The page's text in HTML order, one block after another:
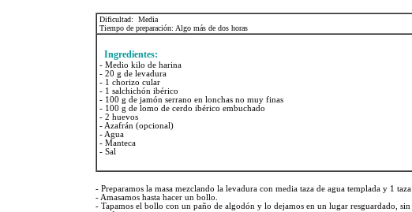
Dificultad:
Media
Tiempo de preparación: Algo más de dos horas
Ingredientes:
- Medio kilo de harina
- 20 g de levadura
- 1 chorizo cular
- 1 salchichón ibérico
- 100 g de jamón serrano en lonchas no muy finas
- 100 g de lomo de cerdo ibérico embuchado
- 2 huevos
- Azafrán (opcional)
- Agua
- Manteca
- Sal
- Preparamos la masa mezclando la levadura con media taza de agua templada y 1 taza
- Amasamos hasta hacer un bollo.
- Tapamos el bollo con un paño de algodón y lo dejamos en un lugar resguardado,